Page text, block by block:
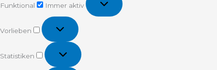
Funktional
Immer aktiv
Vorlieben
Vorlieben
Statistiken
Statistiken